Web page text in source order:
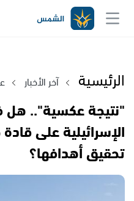
الرئيسية آخر الأخبار
"نتيجة عكسية".. هل
الإسرائيلية على
تحقيق أهدافها؟